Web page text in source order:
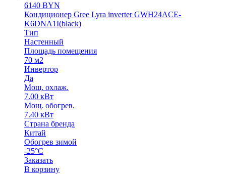
6140 BYN
Кондиционер Gree Lyra inverter GWH24ACE-
K6DNA1I(black)
Тип
Настенный
Площадь помещения
70 м2
Инвертор
Да
Мощ. охлаж.
7.00 кВт
Мощ. обогрев.
7.40 кВт
Страна бренда
Китай
Обогрев зимой
-25°C
Заказать
В корзину